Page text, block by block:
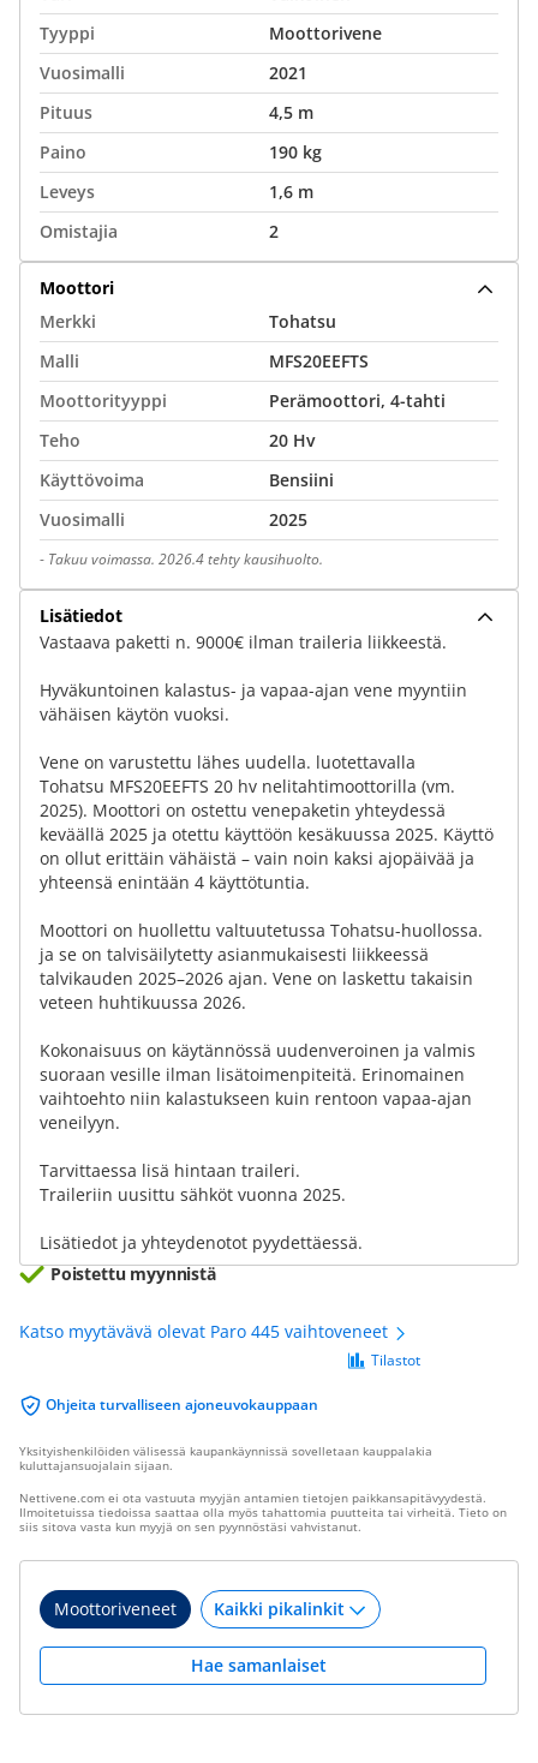
Tyyppi
Moottorivene
Vuosimalli
2021
Pituus
4,5 m
Paino
190 kg
Leveys
1,6 m
Omistajia
2
Moottori
Merkki
Tohatsu
Malli
MFS20EEFTS
Moottorityyppi
Perämoottori, 4-tahti
Teho
20 Hv
Käyttövoima
Bensiini
Vuosimalli
2025
- Takuu voimassa. 2026.4 tehty kausihuolto.
Lisätiedot
Vastaava paketti n. 9000€ ilman traileria liikkeestä.
Hyväkuntoinen kalastus- ja vapaa-ajan vene myyntiin
vähäisen käytön vuoksi.
Vene on varustettu lähes uudella. luotettavalla
Tohatsu MFS20EEFTS 20 hv nelitahtimoottorilla (vm.
2025). Moottori on ostettu venepaketin yhteydessä
keväällä 2025 ja otettu käyttöön kesäkuussa 2025. Käyttö
on ollut erittäin vähäistä – vain noin kaksi ajopäivää ja
yhteensä enintään 4 käyttötuntia.
Moottori on huollettu valtuutetussa Tohatsu-huollossa.
ja se on talvisäilytetty asianmukaisesti liikkeessä
talvikauden 2025–2026 ajan. Vene on laskettu takaisin
veteen huhtikuussa 2026.
Kokonaisuus on käytännössä uudenveroinen ja valmis
suoraan vesille ilman lisätoimenpiteitä. Erinomainen
vaihtoehto niin kalastukseen kuin rentoon vapaa-ajan
veneilyyn.
Tarvittaessa lisä hintaan traileri.
Traileriin uusittu sähköt vuonna 2025.
Lisätiedot ja yhteydenotot pyydettäessä.
Poistettu myynnistä
Katso myytävävä olevat Paro 445 vaihtoveneet
Ohjeita turvalliseen ajoneuvokauppaan
Tilastot
Yksityishenkilöiden välisessä kaupankäynnissä sovelletaan kauppalakia
kuluttajansuojalain sijaan.
Nettivene.com ei ota vastuuta myyjän antamien tietojen paikkansapitävyydestä.
Ilmoitetuissa tiedoissa saattaa olla myös tahattomia puutteita tai virheitä. Tieto on
siis sitova vasta kun myyjä on sen pyynnöstäsi vahvistanut.
Moottoriveneet
Hae samanlaiset